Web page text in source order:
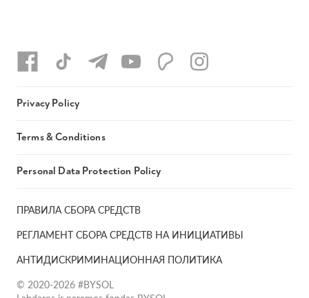
ПРАВИЛА СБОРА СРЕДСТВ
РЕГЛАМЕНТ СБОРА СРЕДСТВ НА ИНИЦИАТИВЫ
АНТИДИСКРИМИНАЦИОННАЯ ПОЛИТИКА
© 2020-2026 #BYSOL
Privacy Policy
Terms & Conditions
Personal Data Protection Policy